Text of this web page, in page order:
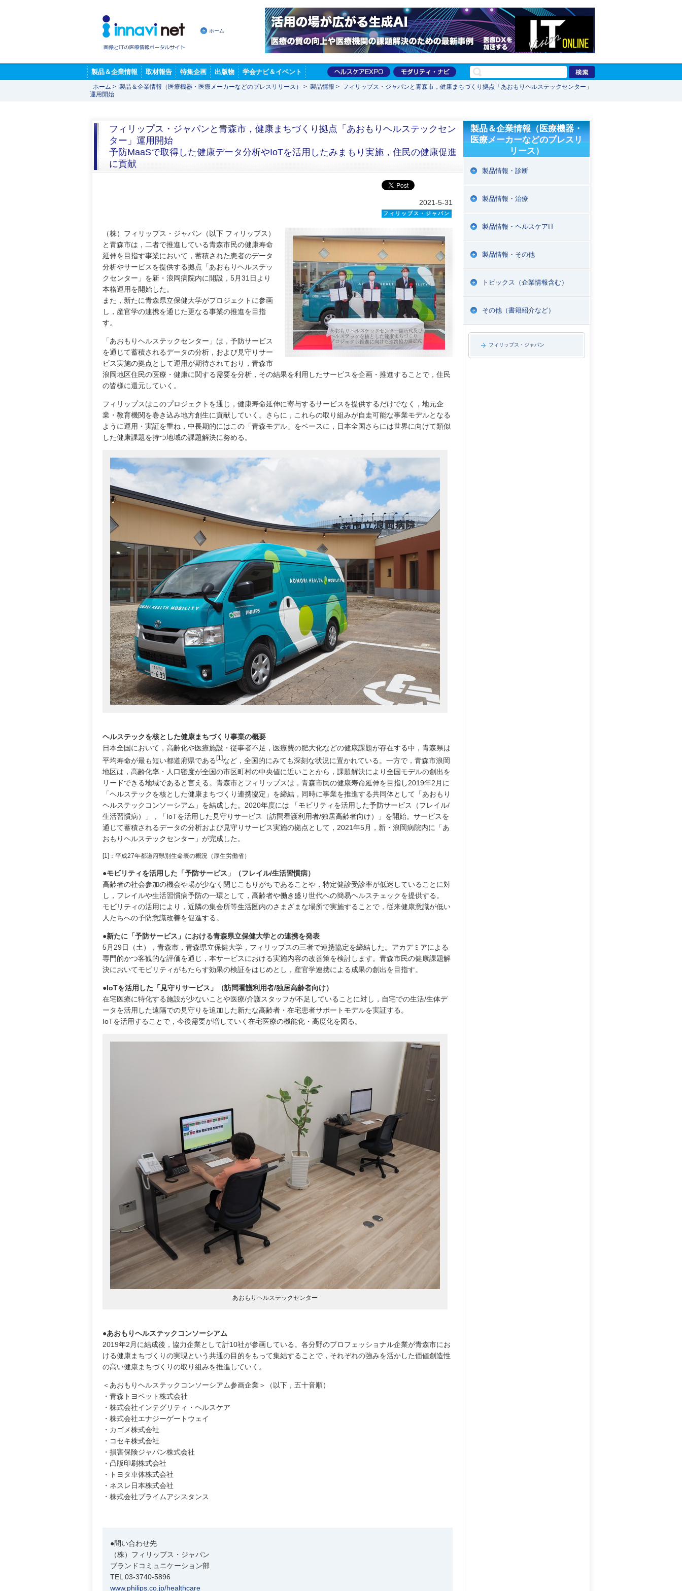
ホーム
製品＆企業情報 取材報告 特集企画 出版物 学会ナビ＆イベント
ホーム > 製品＆企業情報（医療機器・医療メーカーなどのプレスリリース） > 製品情報 > フィリップス・ジャパンと青森市，健康まちづくり拠点「あおもりヘルステックセンター」
運用開始
フィリップス・ジャパンと青森市，健康まちづくり拠点「あおもりヘルステックセン
ター」運用開始
予防MaaSで取得した健康データ分析やIoTを活用したみまもり実施，住民の健康促進
に貢献
2021-5-31
フィリップス・ジャパン
（株）フィリップス・ジャパン（以下 フィリップス）
と青森市は，二者で推進している青森市民の健康寿命
延伸を目指す事業において，蓄積された患者のデータ
分析やサービスを提供する拠点「あおもりヘルステッ
クセンター」を新・浪岡病院内に開設，5月31日より
本格運用を開始した。
また，新たに青森県立保健大学がプロジェクトに参画
し，産官学の連携を通じた更なる事業の推進を目指
す。
「あおもりヘルステックセンター」は，予防サービス
を通じて蓄積されるデータの分析，および見守りサー
ビス実施の拠点として運用が期待されており，青森市
浪岡地区住民の医療・健康に関する需要を分析，その結果を利用したサービスを企画・推進することで，住民
の皆様に還元していく。
フィリップスはこのプロジェクトを通じ，健康寿命延伸に寄与するサービスを提供するだけでなく，地元企
業・教育機関を巻き込み地方創生に貢献していく。さらに，これらの取り組みが自走可能な事業モデルとなる
ように運用・実証を重ね，中長期的にはこの「青森モデル」をベースに，日本全国さらには世界に向けて類似
した健康課題を持つ地域の課題解決に努める。
ヘルステックを核とした健康まちづくり事業の概要
日本全国において，高齢化や医療施設・従事者不足，医療費の肥大化などの健康課題が存在する中，青森県は
平均寿命が最も短い都道府県である [1]など，全国的にみても深刻な状況に置かれている。一方で，青森市浪岡
地区は，高齢化率・人口密度が全国の市区町村の中央値に近いことから，課題解決により全国モデルの創出を
リードできる地域であると言える。青森市とフィリップスは，青森市民の健康寿命延伸を目指し2019年2月に
「ヘルステックを核とした健康まちづくり連携協定」を締結，同時に事業を推進する共同体として「あおもり
ヘルステックコンソーシアム」を結成した。2020年度には 「モビリティを活用した予防サービス（フレイル/
生活習慣病）」，「IoTを活用した見守りサービス（訪問看護利用者/独居高齢者向け）」を開始。サービスを
通じて蓄積されるデータの分析および見守りサービス実施の拠点として，2021年5月，新・浪岡病院内に「あ
おもりヘルステックセンター」が完成した。
[1]：平成27年都道府県別生命表の概況（厚生労働省）
●モビリティを活用した「予防サービス」（フレイル/生活習慣病）
高齢者の社会参加の機会や場が少なく閉じこもりがちであることや，特定健診受診率が低迷していることに対
し，フレイルや生活習慣病予防の一環として，高齢者や働き盛り世代への簡易ヘルスチェックを提供する。
モビリティの活用により，近隣の集会所等生活圏内のさまざまな場所で実施することで，従来健康意識が低い
人たちへの予防意識改善を促進する。
●新たに「予防サービス」における青森県立保健大学との連携を発表
5月29日（土），青森市，青森県立保健大学，フィリップスの三者で連携協定を締結した。アカデミアによる
専門的かつ客観的な評価を通じ，本サービスにおける実施内容の改善策を検討します。青森市民の健康課題解
決においてモビリティがもたらす効果の検証をはじめとし，産官学連携による成果の創出を目指す。
●IoTを活用した「見守りサービス」（訪問看護利用者/独居高齢者向け）
在宅医療に特化する施設が少ないことや医療/介護スタッフが不足していることに対し，自宅での生活/生体デ
ータを活用した遠隔での見守りを追加した新たな高齢者・在宅患者サポートモデルを実証する。
IoTを活用することで，今後需要が増していく在宅医療の機能化・高度化を図る。
あおもりヘルステックセンター
●あおもりヘルステックコンソーシアム
2019年2月に結成後，協力企業として計10社が参画している。各分野のプロフェッショナル企業が青森市にお
ける健康まちづくりの実現という共通の目的をもって集結することで，それぞれの強みを活かした価値創造性
の高い健康まちづくりの取り組みを推進していく。
＜あおもりヘルステックコンソーシアム参画企業＞（以下，五十音順）
・青森トヨペット株式会社
・株式会社インテグリティ・ヘルスケア
・株式会社エナジーゲートウェイ
・カゴメ株式会社
・コセキ株式会社
・損害保険ジャパン株式会社
・凸版印刷株式会社
・トヨタ車体株式会社
・ネスレ日本株式会社
・株式会社プライムアシスタンス
●問い合わせ先
（株）フィリップス・ジャパン
ブランドコミュニケーション部
TEL 03-3740-5896
www.philips.co.jp/healthcare
製品＆企業情報（医療機器・
医療メーカーなどのプレスリ
リース）
製品情報・診断
製品情報・治療
製品情報・ヘルスケアIT
製品情報・その他
トピックス（企業情報含む）
その他（書籍紹介など）
フィリップス・ジャパン